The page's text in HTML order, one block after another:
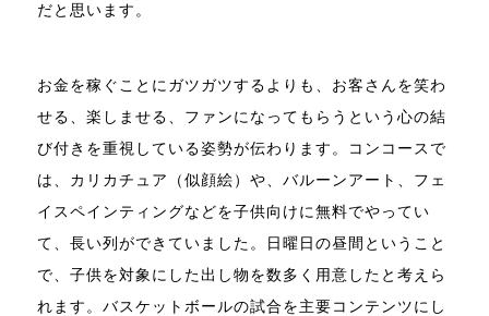
だと思います。
お金を稼ぐことにガツガツするよりも、お客さんを笑わ
せる、楽しませる、ファンになってもらうという心の結
び付きを重視している姿勢が伝わります。コンコースで
は、カリカチュア（似顔絵）や、バルーンアート、フェ
イスペインティングなどを子供向けに無料でやってい
て、長い列ができていました。日曜日の昼間ということ
で、子供を対象にした出し物を数多く用意したと考えら
れます。バスケットボールの試合を主要コンテンツにし